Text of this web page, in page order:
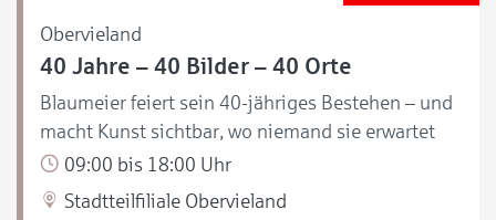
Obervieland
40 Jahre – 40 Bilder – 40 Orte
Blaumeier feiert sein 40-jähriges Bestehen – und
macht Kunst sichtbar, wo niemand sie erwartet
09:00 bis 18:00 Uhr
Stadtteilfiliale Obervieland